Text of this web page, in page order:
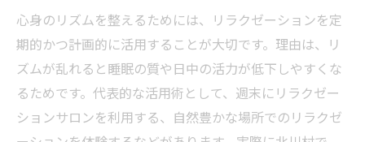
心身のリズムを整えるためには、リラクゼーションを定
期的かつ計画的に活用することが大切です。理由は、リ
ズムが乱れると睡眠の質や日中の活力が低下しやすくな
るためです。代表的な活用術として、週末にリラクゼー
ションサロンを利用する、自然豊かな場所でのリラクゼ